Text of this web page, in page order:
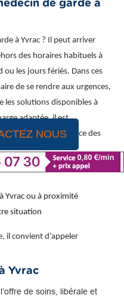
NOUS
de garde à
à Yvrac ? Il peut arriver
des horaires habituels à
les jours fériés. Dans ces
de se rendre aux urgences,
les solutions disponibles à
adaptée, il est
de permanence des
orientation vers :
Yvrac ou à proximité
situation
il convient d’appeler
Yvrac
de soins, libérale et